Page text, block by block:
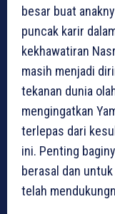
besar buat
puncak karir
kekhawatiran
masih menjadi
tekanan dunia
mengingatkan
terlepas dari
ini. Penting
berasal dan
telah